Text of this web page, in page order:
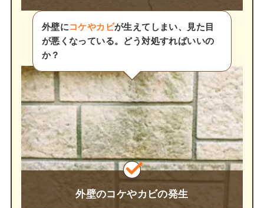
外壁にコケやカビが生えてしまい、見た目
が悪くなっている。どう対処すればいいの
か？
外壁のコケやカビの発生